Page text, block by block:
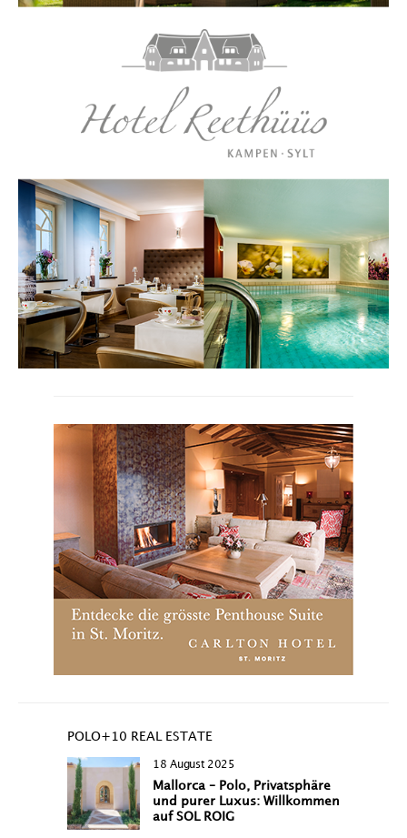
POLO+10 REAL ESTATE
18 August 2025
Mallorca – Polo, Privatsphäre
und purer Luxus: Willkommen
auf SOL ROIG